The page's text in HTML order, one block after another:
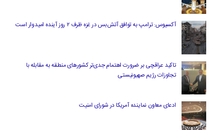
آکسیوس: ترامپ به توافق آتش‌بس در غزه ظرف ۲ روز آینده امیدوار است
تاکید عراقچی بر ضرورت اهتمام جدی‌تر کشورهای منطقه به مقابله با
تجاوزات رژیم صهیونیستی
ادعای معاون نماینده آمریکا در شورای امنیت